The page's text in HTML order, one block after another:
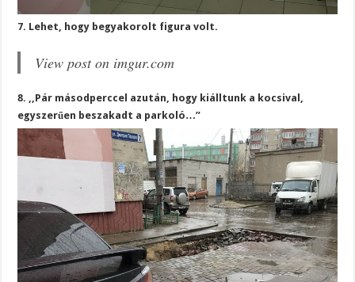
7. Lehet, hogy begyakorolt figura volt.
View post on imgur.com
8. ,,Pár másodperccel azután, hogy kiálltunk a kocsival,
egyszerűen beszakadt a parkoló…”